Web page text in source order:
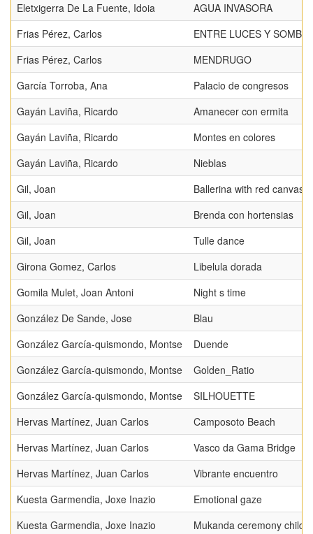
Eletxigerra De La Fuente, Idoia
AGUA INVASORA
Frias Pérez, Carlos
ENTRE LUCES Y
Frias Pérez, Carlos
MENDRUGO
García Torroba, Ana
Palacio de congresos
Gayán Laviña, Ricardo
Amanecer con ermita
Gayán Laviña, Ricardo
Montes en colores
Gayán Laviña, Ricardo
Nieblas
Gil, Joan
Ballerina with red canvas
Gil, Joan
Brenda con hortensias
Gil, Joan
Tulle dance
Girona Gomez, Carlos
Libelula dorada
Gomila Mulet, Joan Antoni
Night s time
González De Sande, Jose
Blau
González García-quismondo, Montse
Duende
González García-quismondo, Montse
Golden_Ratio
González García-quismondo, Montse
SILHOUETTE
Hervas Martínez, Juan Carlos
Camposoto Beach
Hervas Martínez, Juan Carlos
Vasco da Gama Bridge
Hervas Martínez, Juan Carlos
Vibrante encuentro
Kuesta Garmendia, Joxe Inazio
Emotional gaze
Kuesta Garmendia, Joxe Inazio
Mukanda ceremony